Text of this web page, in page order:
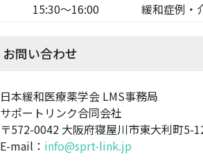
15:30～16:00
緩和症例・
お問い合わせ
日本緩和医療薬学会 LMS事務局
サポートリンク合同会社
〒572-0042 大阪府寝屋川市東大利町5-
E-mail： info@sprt-link.jp